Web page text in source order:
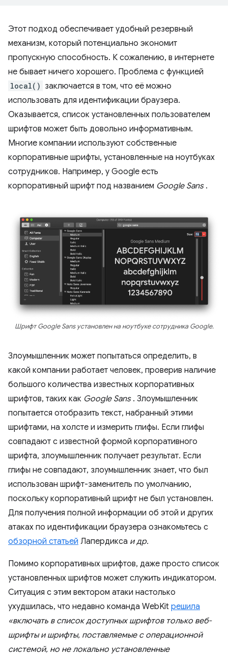
Этот подход обеспечивает удобный резервный
механизм, который потенциально экономит
пропускную способность. К сожалению, в интернете
не бывает ничего хорошего. Проблема с функцией
local() заключается в том, что её можно
использовать для идентификации браузера.
Оказывается, список установленных пользователем
шрифтов может быть довольно информативным.
Многие компании используют собственные
корпоративные шрифты, установленные на ноутбуках
сотрудников. Например, у Google есть
корпоративный шрифт под названием Google Sans.
Шрифт Google Sans установлен на ноутбуке сотрудника Google.
Злоумышленник может попытаться определить, в
какой компании работает человек, проверив наличие
большого количества известных корпоративных
шрифтов, таких как Google Sans. Злоумышленник
попытается отобразить текст, набранный этими
шрифтами, на холсте и измерить глифы. Если глифы
совпадают с известной формой корпоративного
шрифта, злоумышленник получает результат. Если
глифы не совпадают, злоумышленник знает, что был
использован шрифт-заменитель по умолчанию,
поскольку корпоративный шрифт не был установлен.
Для получения полной информации об этой и других
атаках по идентификации браузера ознакомьтесь с
обзорной статьей Лапердикса и др.
Помимо корпоративных шрифтов, даже просто список
установленных шрифтов может служить индикатором.
Ситуация с этим вектором атаки настолько
ухудшилась, что недавно команда WebKit решила
«включать в список доступных шрифтов только веб-
шрифты и шрифты, поставляемые с операционной
системой, но не локально установленные